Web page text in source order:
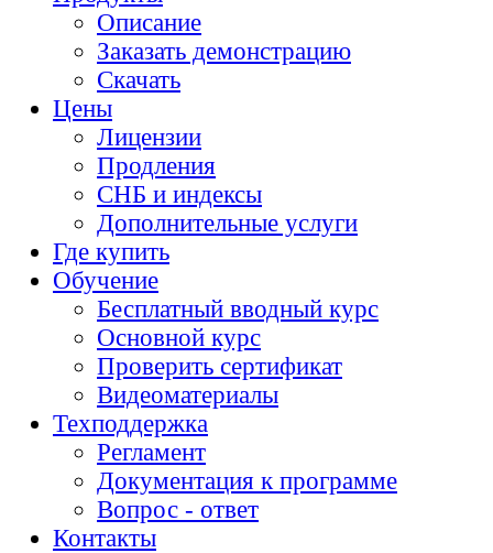
Описание
Заказать демонстрацию
Скачать
Цены
Лицензии
Продления
СНБ и индексы
Дополнительные услуги
Где купить
Обучение
Бесплатный вводный курс
Основной курс
Проверить сертификат
Видеоматериалы
Техподдержка
Регламент
Документация к программе
Вопрос - ответ
Контакты